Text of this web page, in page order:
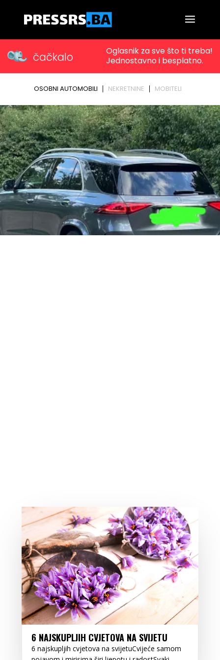
6 NAJSKUPLJIH CVJETOVA NA SVIJETU
6 najskupljih cvjetova na svijetuCvijeće samom